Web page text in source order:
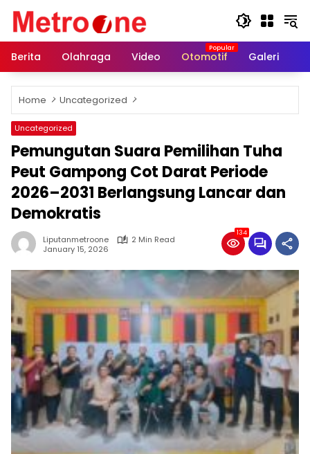
content
Berita
Olahraga Video Otomotif Galeri
Home Uncategorized
Uncategorized
Pemungutan Suara Pemilihan Tuha
Peut Gampong Cot Darat Periode
2026–2031 Berlangsung Lancar dan
Demokratis
Liputanmetroone
2 Min Read
January 15, 2026
134